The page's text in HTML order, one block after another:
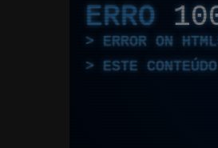
ERRO
ERROR ON
ESTE